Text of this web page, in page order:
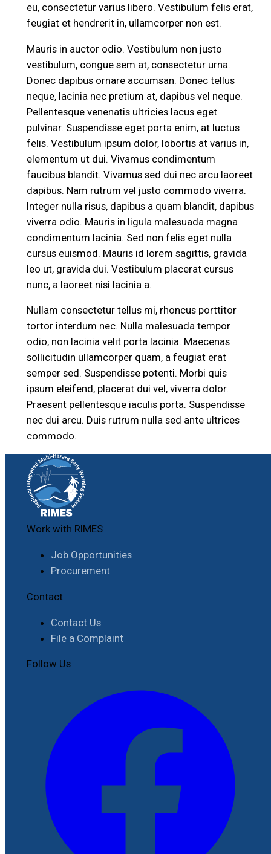
eu, consectetur varius libero. Vestibulum felis erat,
feugiat et hendrerit in, ullamcorper non est.
Mauris in auctor odio. Vestibulum non justo
vestibulum, congue sem at, consectetur urna.
Donec dapibus ornare accumsan. Donec tellus
neque, lacinia nec pretium at, dapibus vel neque.
Pellentesque venenatis ultricies lacus eget
pulvinar. Suspendisse eget porta enim, at luctus
felis. Vestibulum ipsum dolor, lobortis at varius in,
elementum ut dui. Vivamus condimentum
faucibus blandit. Vivamus sed dui nec arcu laoreet
dapibus. Nam rutrum vel justo commodo viverra.
Integer nulla risus, dapibus a quam blandit, dapibus
viverra odio. Mauris in ligula malesuada magna
condimentum lacinia. Sed non felis eget nulla
cursus euismod. Mauris id lorem sagittis, gravida
leo ut, gravida dui. Vestibulum placerat cursus
nunc, a laoreet nisi lacinia a.
Nullam consectetur tellus mi, rhoncus porttitor
tortor interdum nec. Nulla malesuada tempor
odio, non lacinia velit porta lacinia. Maecenas
sollicitudin ullamcorper quam, a feugiat erat
semper sed. Suspendisse potenti. Morbi quis
ipsum eleifend, placerat dui vel, viverra dolor.
Praesent pellentesque iaculis porta. Suspendisse
nec dui arcu. Duis rutrum nulla sed ante ultrices
commodo.
Work with RIMES
Job Opportunities
Procurement
Contact
Contact Us
File a Complaint
Follow Us